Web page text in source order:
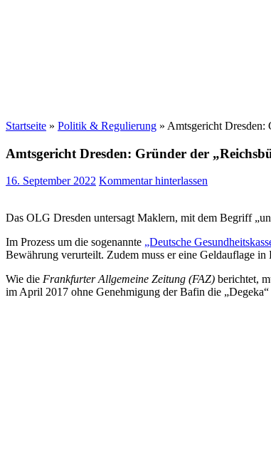
Startseite » Politik & Regulierung » Amtsgericht Dresden:
Amtsgericht Dresden: Gründer der
16. September 2022 Kommentar hinterlassen
Das OLG Dresden untersagt Maklern, mit dem Begriff
Im Prozess um die sogenannte „Deutsche
Bewährung verurteilt. Zudem muss er eine Geldauflage in
Wie die Frankfurter Allgemeine Zeitung (FAZ) berichtet,
im April 2017 ohne Genehmigung der Bafin die